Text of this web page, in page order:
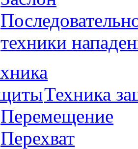
техники
Техника
Перемещение
Перехват